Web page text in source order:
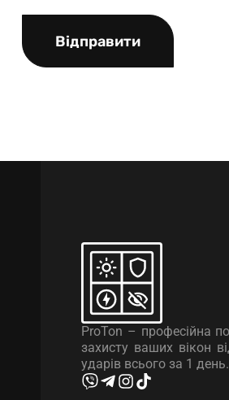
Відправити
ProTon – професійна
захисту ваших вікон
ударів всього за 1 день.